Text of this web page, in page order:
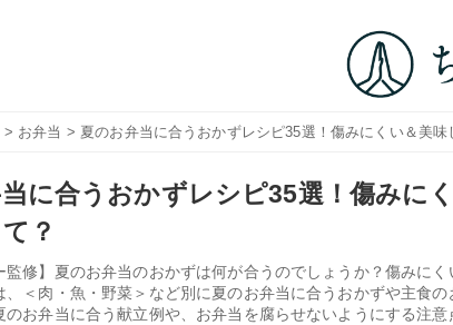
> お弁当 > 夏のお弁当に合うおかずレシピ35選！傷みにくい＆美味
に合うおかずレシピ35選！傷みに
？
監修】夏のお弁当のおかずは何が合うのでしょうか？傷みに
、＜肉・魚・野菜＞など別に夏のお弁当に合うおかずや主食
のお弁当に合う献立例や、お弁当を腐らせないようにする注